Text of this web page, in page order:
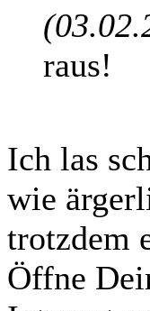
raus!
Ich las
wie
trotzdem
Öffne